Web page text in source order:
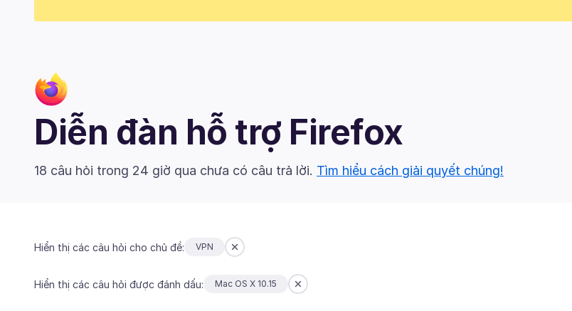
Diễn đàn hỗ trợ Firefox
18 câu hỏi trong 24 giờ qua chưa có câu trả lời. Tìm hiểu cách giải quyết chúng!
Hiển thị các câu hỏi cho chủ đề: VPN
Hiển thị các câu hỏi được đánh dấu: Mac OS X 10.15